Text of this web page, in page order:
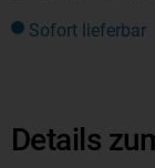
Sofort lieferbar
Details